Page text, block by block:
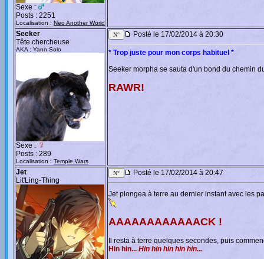
Sexe :
Posts : 2251
Localisation : Neo Another World
Seeker
Tête chercheuse
AKA : Yann Solo
Sexe :
Posts : 289
Localisation : Temple Wars
Posté le 17/02/2014 à 20:30
* Trop juste pour mon corps habituel *
Seeker morpha se sauta d'un bond du chemin
RAWR!
Jet
Lit'Ling-Thing
Posté le 17/02/2014 à 20:47
Jet plongea à terre au dernier instant avec les
AAAAAAAAAAAACK !
Il resta à terre quelques secondes, puis
Hin hin... Hin hin hin hin hin...